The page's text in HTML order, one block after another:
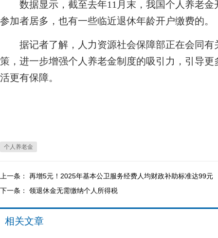
数据显示，截至去年11月末，我国个人养老金
参加者居多，也有一些临近退休年龄开户缴费的。
据记者了解，人力资源社会保障部正在会同有
策，进一步增强个人养老金制度的吸引力，引导
活更有保障。
个人养老金
上一条： 再增5元！2025年基本公卫服务经费人均财政补助标准达99元
下一条： 领退休金无需缴纳个人所得税
相关文章